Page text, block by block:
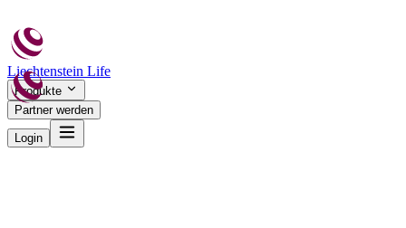
Liechtenstein Life
Produkte
Partner werden
Login